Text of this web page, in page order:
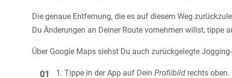
Die genaue Entfernung, die es auf diesem Weg
Du Änderungen an Deiner Route vornehmen willst, tippe
Über Google Maps siehst Du auch zurückgelegte
Tippe in der App auf DeinProfilbild rechts oben.